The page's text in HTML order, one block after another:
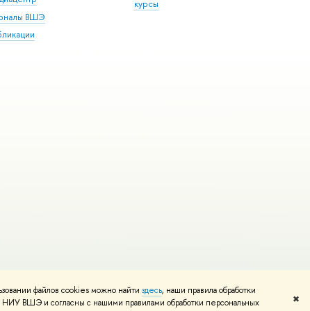
файлов cookies можно найти здесь, наши правила обработки
НИУ ВШЭ и согласны с нашими правилами обработки персональных
✖
ВШЭ
курсы
Редактору
Карта сайта